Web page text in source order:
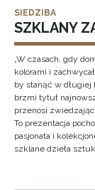
SIEDZIBA
SZKLANY
„W czasach, gdy
kolorami i
by stanąć w długiej
brzmi tytuł
przenosi
To prezentacja
pasjonata i
szklane dzieła